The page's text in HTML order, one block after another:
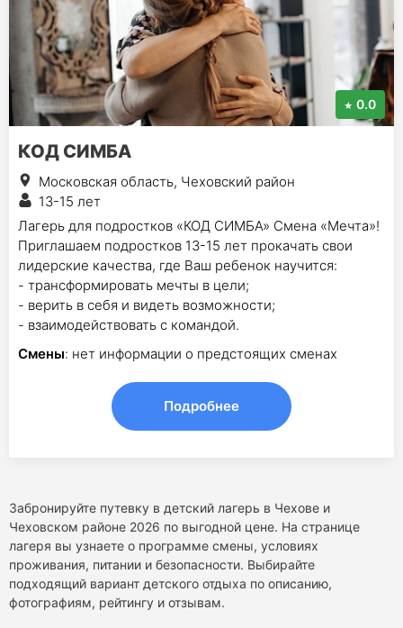
0.0
КОД СИМБА
Московская область, Чеховский район
13-15 лет
Лагерь для подростков «КОД СИМБА» Смена «Мечта»!
Приглашаем подростков 13-15 лет прокачать свои
лидерские качества, где Ваш ребенок научится:
- трансформировать мечты в цели;
- верить в себя и видеть возможности;
- взаимодействовать с командой.
Смены: нет информации о предстоящих сменах
Подробнее
Забронируйте путевку в детский лагерь в Чехове и
Чеховском районе 2026 по выгодной цене. На странице
лагеря вы узнаете о программе смены, условиях
проживания, питании и безопасности. Выбирайте
подходящий вариант детского отдыха по описанию,
фотографиям, рейтингу и отзывам.